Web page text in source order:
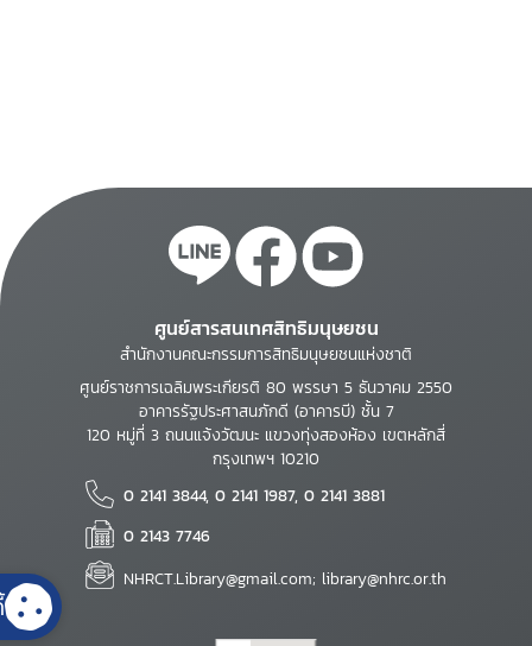
ศูนย์สารสนเทศสิทธิมนุษยชน
สำนักงานคณะกรรมการสิทธิมนุษยชนแห่งชาติ
ศูนย์ราชการเฉลิมพระเกียรติ 80 พรรษา 5 ธันวาคม 2550
อาคารรัฐประศาสนภักดี (อาคารบี) ชั้น 7
120 หมู่ที่ 3 ถนนแจ้งวัฒนะ แขวงทุ่งสองห้อง เขตหลักสี่
กรุงเทพฯ 10210
0 2141 3844, 0 2141 1987, 0 2141 3881
0 2143 7746
NHRCT.Library@gmail.com; library@nhrc.or.th